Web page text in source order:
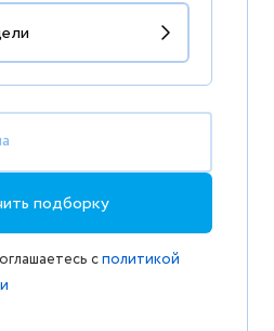
подборку
сполитикой